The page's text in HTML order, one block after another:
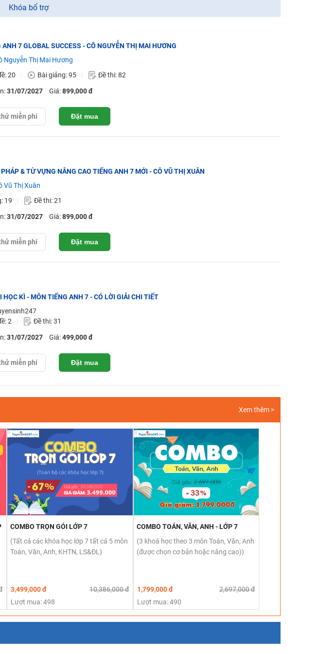
Khóa bổ trợ
ANH 7 GLOBAL SUCCESS - CÔ NGUYỄN THỊ MAI HƯƠNG
Nguyễn Thị Mai Hương
20
Bài giảng: 95 Đề thi: 82
31/07/2027 Giá:899,000 đ
miễn phí Đặt mua
& TỪ VỰNG NÂNG CAO TIẾNG ANH 7 MỚI - CÔ VŨ THỊ XUÂN
Vũ Thị Xuân
19
Đề thi: 21
31/07/2027 Giá:899,000 đ
miễn phí Đặt mua
HỌC KÌ - MÔN TIẾNG ANH 7 - CÓ LỜI GIẢI CHI TIẾT
2
Đề thi: 31
31/07/2027 Giá:499,000 đ
miễn phí Đặt mua
Xem thêm >
COMBO TRỌN GÓI LỚP 7
(Tất cả các khóa học lớp 7 tất cả 5 môn
Toán, Văn, Anh, KHTN, LS&ĐL)
3,499,000 đ
10,386,000 đ
Lượt mua: 498
COMBO TOÁN, VĂN, ANH - LỚP 7
(3 khoá học theo 3 môn Toán, Văn, Anh
(được chọn cơ bản hoặc nâng cao))
1,799,000 đ
2,697,000 đ
Lượt mua: 490